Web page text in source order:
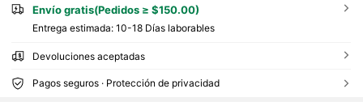
Envío gratis(Pedidos ≥ $150.00)
Entrega estimada: 10-18 Días laborables
Devoluciones aceptadas
Pagos seguros · Protección de privacidad